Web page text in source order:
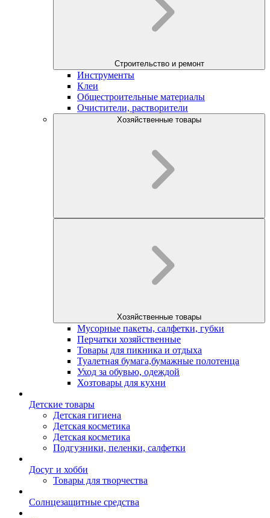
Строительство и ремонт
Инструменты
Клеи
Общестроительные материалы
Очистители, растворители
Хозяйственные товары
Хозяйственные товары
Мусорные пакеты, салфетки, губки
Перчатки хозяйственные
Товары для пикника и отдыха
Туалетная бумага,бумажные полотенца
Уход за обувью, одеждой
Хозтовары для кухни
Детские товары
Детская гигиена
Детская косметика
Детская косметика
Подгузники, пеленки, салфетки
Досуг и хобби
Товары для творчества
Солнцезащитные средства